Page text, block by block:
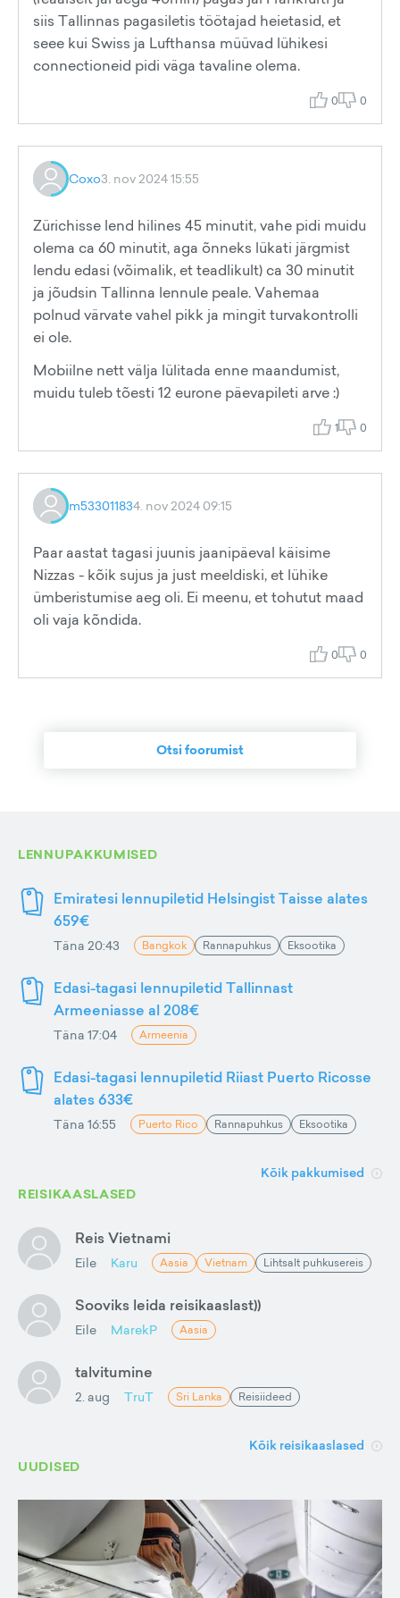
siis Tallinnas pagasiletis töötajad heietasid, et
seee kui Swiss ja Lufthansa müüvad lühikesi
connectioneid pidi väga tavaline olema.
0 0
Coxo3. nov 2024 15:55
Zürichisse lend hilines 45 minutit, vahe pidi muidu
olema ca 60 minutit, aga õnneks lükati järgmist
lendu edasi (võimalik, et teadlikult) ca 30 minutit
ja jõudsin Tallinna lennule peale. Vahemaa
polnud värvate vahel pikk ja mingit turvakontrolli
ei ole.
Mobiilne nett välja lülitada enne maandumist,
muidu tuleb tõesti 12 eurone päevapileti arve :)
1 0
m533011834. nov 2024 09:15
Paar aastat tagasi juunis jaanipäeval käisime
Nizzas - kõik sujus ja just meeldiski, et lühike
ümberistumise aeg oli. Ei meenu, et tohutut maad
oli vaja kõndida.
0 0
Otsi foorumist
LENNUPAKKUMISED
Emiratesi lennupiletid Helsingist Taisse alates
659€
Täna 20:43 Bangkok Rannapuhkus Eksootika
Edasi-tagasi lennupiletid Tallinnast
Armeeniasse al 208€
Täna 17:04 Armeenia
Edasi-tagasi lennupiletid Riiast Puerto Ricosse
alates 633€
Täna 16:55 Puerto Rico Rannapuhkus Eksootika
Kõik pakkumised
REISIKAASLASED
Reis Vietnami
Eile Karu Aasia Vietnam Lihtsalt puhkusereis
Sooviks leida reisikaaslast))
Eile MarekP Aasia
talvitumine
2. aug TruT Sri Lanka Reisiideed
Kõik reisikaaslased
UUDISED